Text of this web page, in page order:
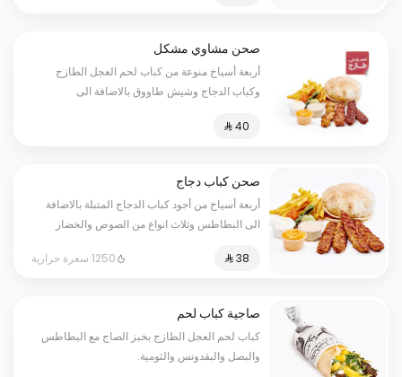
صحن مشاوي مشكل
أربعة أسياخ منوعة من كباب لحم العجل الطازج
وكباب الدجاج وشيش طاووق بالاضافة الى
صحن كباب دجاج
أربعة أسياخ من أجود كباب الدجاج المتبلة بالاضافة
الى البطاطس وثلاث انواع من الصوص والخضار
1250 سعرة حرارية
صاجية كباب لحم
كباب لحم العجل الطازج بخبز الصاج مع البطاطس
والبصل والبقدونس والثومية.